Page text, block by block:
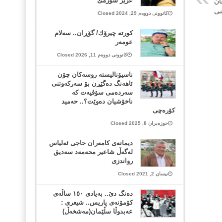
کانوونی دووەم 29, 2024 Closed
كورتە چیرۆك/ گۆڕان.. سەلام
عومەر
کانوونی دووەم 11, 2026 Closed
ناسیۆنالیستە روسەکان چۆن
ئاهەنگ دەگێڕن بۆ سەرکەوتنی
سەردەمی سۆڤیەت کە
ناخۆشیان دەوێت؟.. حەمید
کۆرەچی
حوزەیران 8, 2025 Closed
دیمانەی کامەران حاجی ئەلیاس
لەگەڵ شاعیر محه‌مه‌د سه‌دیق
رواندزی
نیسان 2, 2021 Closed
دەنگ دێ.. بەیادی ١٥٠ ساڵەی
کۆمۆنەی پاریس.. شیعری :
عەبدوڵا سڵێمان(مەشخەڵ)